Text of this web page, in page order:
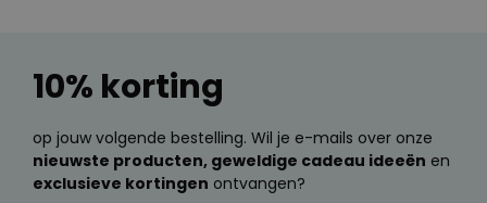
10% korting
op jouw volgende bestelling. Wil je e-mails over onze
nieuwste producten, geweldige cadeau ideeën en
exclusieve kortingen ontvangen?